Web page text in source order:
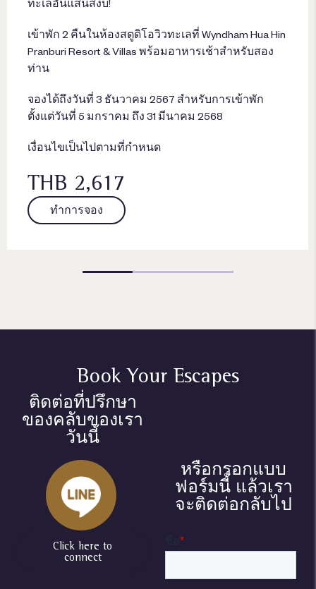
ทะเลอันแสนสงบ!
เข้าพัก 2 คืนในห้องสตูดิโอวิวทะเลที่ Wyndham Hua Hin
Pranburi Resort & Villas พร้อมอาหารเช้าสำหรับสอง
ท่าน
จองได้ถึงวันที่ 3 ธันวาคม 2567 สำหรับการเข้าพัก
ตั้งแต่วันที่ 5 มกราคม ถึง 31 มีนาคม 2568
เงื่อนไขเป็นไปตามที่กำหนด
ทำการจอง
THB 2,617
Book Your Escapes
ติดต่อที่ปรึกษา
ของคลับของเรา
วันนี้
Click here to
connect
หรือกรอกแบบ
ฟอร์มนี้ แล้วเรา
จะติดต่อกลับไป